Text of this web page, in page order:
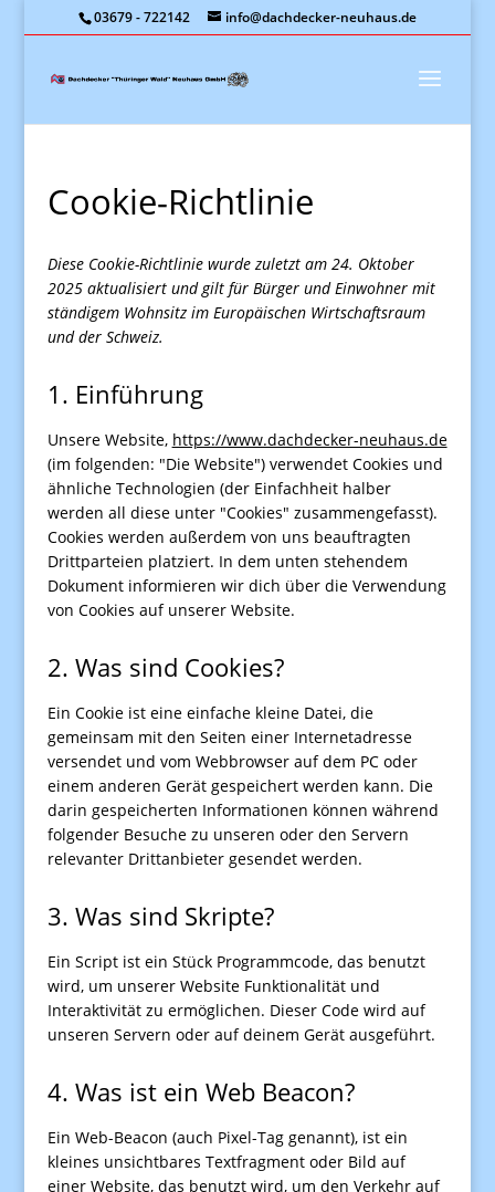
03679 - 722142 info@dachdecker-neuhaus.de
Cookie-Richtlinie
Diese Cookie-Richtlinie wurde zuletzt am 24. Oktober
2025 aktualisiert und gilt für Bürger und Einwohner mit
ständigem Wohnsitz im Europäischen Wirtschaftsraum
und der Schweiz.
1. Einführung
Unsere Website, https://www.dachdecker-neuhaus.de
(im folgenden: "Die Website") verwendet Cookies und
ähnliche Technologien (der Einfachheit halber
werden all diese unter "Cookies" zusammengefasst).
Cookies werden außerdem von uns beauftragten
Drittparteien platziert. In dem unten stehendem
Dokument informieren wir dich über die Verwendung
von Cookies auf unserer Website.
2. Was sind Cookies?
Ein Cookie ist eine einfache kleine Datei, die
gemeinsam mit den Seiten einer Internetadresse
versendet und vom Webbrowser auf dem PC oder
einem anderen Gerät gespeichert werden kann. Die
darin gespeicherten Informationen können während
folgender Besuche zu unseren oder den Servern
relevanter Drittanbieter gesendet werden.
3. Was sind Skripte?
Ein Script ist ein Stück Programmcode, das benutzt
wird, um unserer Website Funktionalität und
Interaktivität zu ermöglichen. Dieser Code wird auf
unseren Servern oder auf deinem Gerät ausgeführt.
4. Was ist ein Web Beacon?
Ein Web-Beacon (auch Pixel-Tag genannt), ist ein
kleines unsichtbares Textfragment oder Bild auf
einer Website, das benutzt wird, um den Verkehr auf